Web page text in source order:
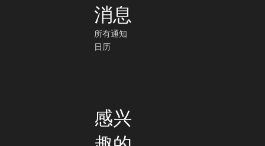
消息
所有通知
日历
感兴